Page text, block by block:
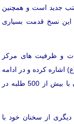
جدید است و همچنین
این نسخ قدمت بسیاری
و ظرفیت های مرکز
کرده و در ادامه
افزود: همچنین دو حوزه علمیه خواهران و براداران با بیش از 500 طلبه در
از سخنان خود با